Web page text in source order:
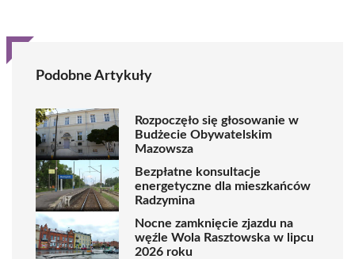
Podobne Artykuły
Rozpoczęło się głosowanie w
Budżecie Obywatelskim
Mazowsza
Bezpłatne konsultacje
energetyczne dla mieszkańców
Radzymina
Nocne zamknięcie zjazdu na
węźle Wola Rasztowska w lipcu
2026 roku